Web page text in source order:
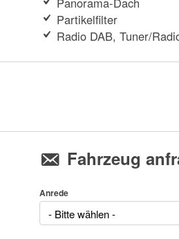
Partikelfilter
Radio DAB, Tuner/
Fahrzeug
Anrede
- Bitte wählen -